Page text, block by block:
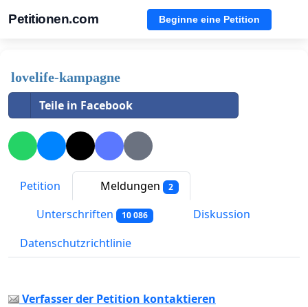
Petitionen.com Beginne eine Petition
lovelife-kampagne
Teile in Facebook
Petition Meldungen 2
Unterschriften 10 086
Diskussion
Datenschutzrichtlinie
Verfasser der Petition kontaktieren